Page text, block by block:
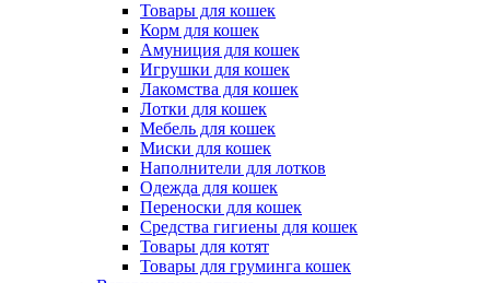
Товары для кошек
Корм для кошек
Амуниция для кошек
Игрушки для кошек
Лакомства для кошек
Лотки для кошек
Мебель для кошек
Миски для кошек
Наполнители для лотков
Одежда для кошек
Переноски для кошек
Средства гигиены для кошек
Товары для котят
Товары для груминга кошек